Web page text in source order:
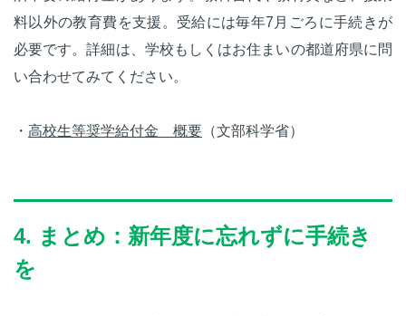
料以外の教育費を支援。受給には毎年7月ごろに手続きが
必要です。詳細は、学校もしくはお住まいの都道府県に問
い合わせてみてください。
・ 高校生等奨学給付金 概要 （文部科学省）
4. まとめ：新年度に忘れずに手続き
を